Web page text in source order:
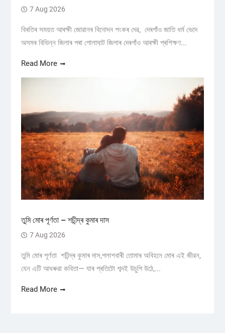
7 Aug 2026
বিৰতিৰ সময়ত আৰক্ষী জোৱানৰ বিনোদন শংকৰ দেৱ, দেৰগাঁও জাতি ধৰ্ম ভেদে
অসমৰ বিভিন্ন জিলাৰ পৰা গোলাঘাট জিলাৰ দেৰগাঁও আৰক্ষী প্ৰশিক্ষণ...
Read More
তুমি মোৰ পূৰ্ণতা – শচীন্দ্ৰ কুমাৰ দাস
7 Aug 2026
তুমি মোৰ পূৰ্ণতা শচীন্দ্ৰ কুমাৰ দাস,পলাশবাৰী তোমাৰ অবিহনে মোৰ এই জীৱন,
যেন এটি আধৰুৱা কবিতা— যাৰ প্ৰতিটো শব্দই উচুপি উঠে,...
Read More